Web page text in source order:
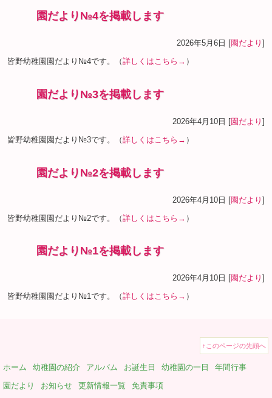
園だより№4を掲載します
2026年5月6日 [園だより]
皆野幼稚園園だより№4です。（詳しくはこちら→ ）
園だより№3を掲載します
2026年4月10日 [園だより]
皆野幼稚園園だより№3です。（詳しくはこちら→ ）
園だより№2を掲載します
2026年4月10日 [園だより]
皆野幼稚園園だより№2です。（詳しくはこちら→ ）
園だより№1を掲載します
2026年4月10日 [園だより]
皆野幼稚園園だより№1です。（詳しくはこちら→ ）
↑このページの先頭へ
ホーム 幼稚園の紹介 アルバム お誕生日 幼稚園の一日
年間行事
園だより
お知らせ 更新情報一覧 免責事項